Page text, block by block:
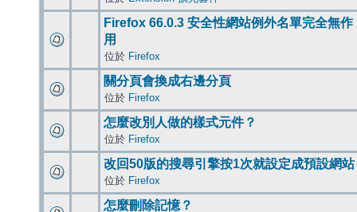
Firefox 66.0.3 安全性網站例外名單完全無作
用
位於 Firefox
關分頁會換成右邊分頁
位於 Firefox
怎麼改別人做的樣式元件？
位於 Firefox
改回50版的搜尋引擎按1次就設定成預設網站
位於 Firefox
怎麼刪除記憶？